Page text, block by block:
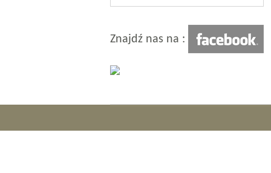
Znajdź nas na :